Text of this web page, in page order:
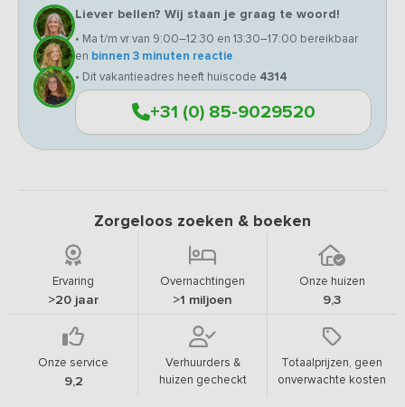
Liever bellen? Wij staan je graag te woord!
• Ma t/m vr van 9:00–12:30 en 13:30–17:00 bereikbaar
en binnen 3 minuten reactie
• Dit vakantieadres heeft huiscode 4314
+31 (0) 85-9029520
Zorgeloos zoeken & boeken
Ervaring
>20 jaar
Overnachtingen
>1 miljoen
Onze huizen
9,3
Onze service
9,2
Verhuurders &
huizen gecheckt
Totaalprijzen, geen
onverwachte kosten